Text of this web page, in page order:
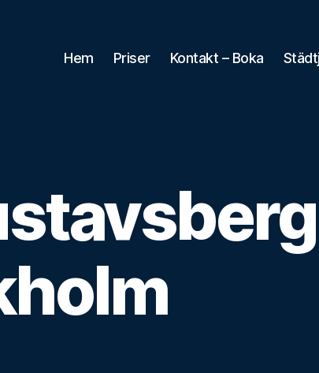
Hem Priser Kontakt – Boka